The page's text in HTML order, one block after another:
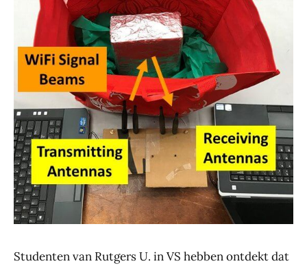
Studenten van Rutgers U. in VS hebben ontdekt dat